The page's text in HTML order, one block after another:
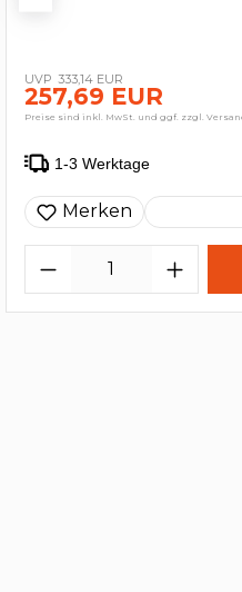
333,14 EUR
257,69 EUR
Preise sind inkl. MwSt. und ggf. zzgl.
1-3 Werktage
Merken